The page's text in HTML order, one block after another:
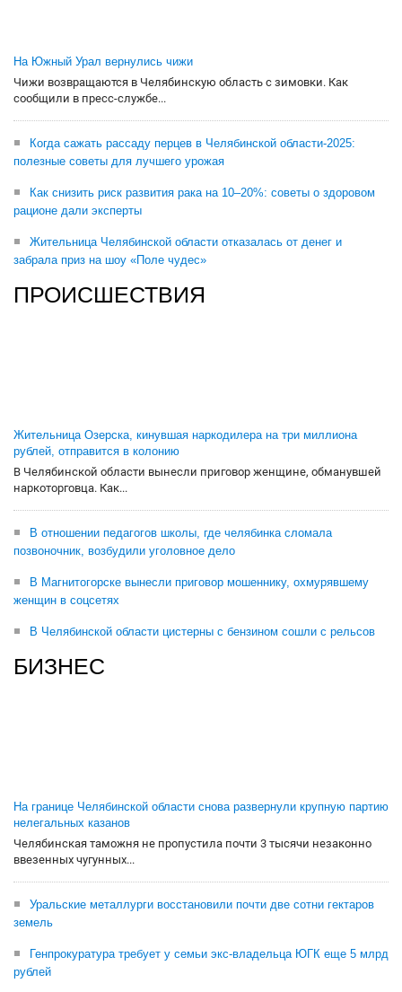
На Южный Урал вернулись чижи
Чижи возвращаются в Челябинскую область с зимовки. Как
сообщили в пресс-службе...
Когда сажать рассаду перцев в Челябинской области-2025:
полезные советы для лучшего урожая
Как снизить риск развития рака на 10–20%: советы о здоровом
рационе дали эксперты
Жительница Челябинской области отказалась от денег и
забрала приз на шоу «Поле чудес»
ПРОИСШЕСТВИЯ
Жительница Озерска, кинувшая наркодилера на три миллиона
рублей, отправится в колонию
В Челябинской области вынесли приговор женщине, обманувшей
наркоторговца. Как...
В отношении педагогов школы, где челябинка сломала
позвоночник, возбудили уголовное дело
В Магнитогорске вынесли приговор мошеннику, охмурявшему
женщин в соцсетях
В Челябинской области цистерны с бензином сошли с рельсов
БИЗНЕС
На границе Челябинской области снова развернули крупную партию
нелегальных казанов
Челябинская таможня не пропустила почти 3 тысячи незаконно
ввезенных чугунных...
Уральские металлурги восстановили почти две сотни гектаров
земель
Генпрокуратура требует у семьи экс-владельца ЮГК еще 5 млрд
рублей